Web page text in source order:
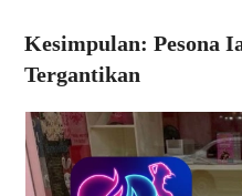
Kesimpulan: Pesona
Tergantikan